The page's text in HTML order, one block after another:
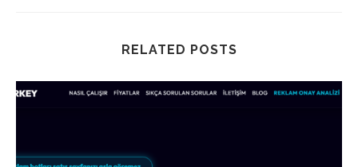
RELATED POSTS